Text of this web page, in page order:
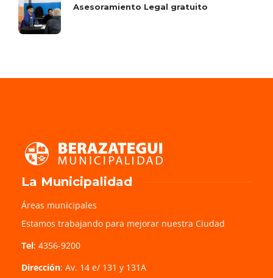
Asesoramiento Legal gratuito
La Municipalidad
Áreas municipales
Estamos trabajando para mejorar nuestra Ciudad
Tel: 4356-9200
Dirección: Av. 14 e/ 131 y 131A